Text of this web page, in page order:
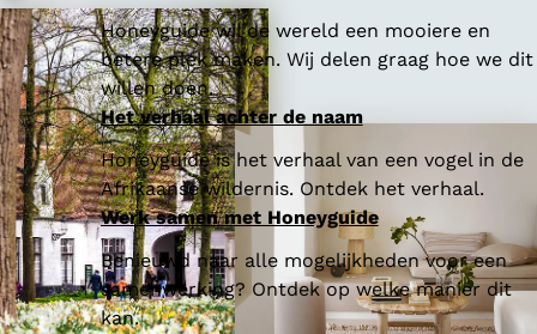
Honeyguide wil de wereld een mooiere en
betere plek maken. Wij delen graag hoe we dit
willen doen.
Het verhaal achter de naam
Honeyguide is het verhaal van een vogel in de
Afrikaanse wildernis. Ontdek het verhaal.
Werk samen met Honeyguide
Benieuwd naar alle mogelijkheden voor een
samenwerking? Ontdek op welke manier dit
kan.